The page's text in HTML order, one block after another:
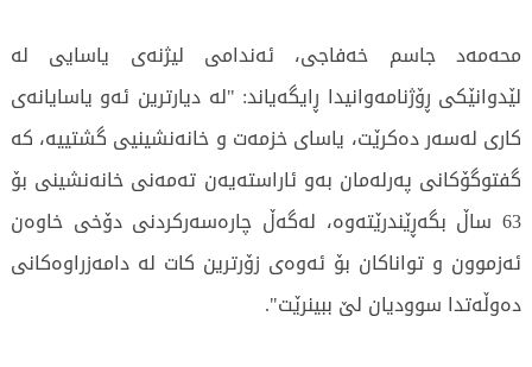
محەمەد جاسم خەفاجی، ئەندامی لیژنەی یاسایی لە
لێدوانێکی ڕۆژنامەوانیدا ڕایگەیاند: "لە دیارترین ئەو یاسایانەی
کاری لەسەر دەکرێت، یاسای خزمەت و خانەنشینیی گشتییە، کە
گفتوگۆکانی پەرلەمان بەو ئاراستەیەن تەمەنی خانەنشینی بۆ
63 ساڵ بگەڕێندرێتەوە، لەگەڵ چارەسەرکردنی دۆخی خاوەن
ئەزموون و تواناکان بۆ ئەوەی زۆرترین کات لە دامەزراوەکانی
دەوڵەتدا سوودیان لێ ببینرێت".